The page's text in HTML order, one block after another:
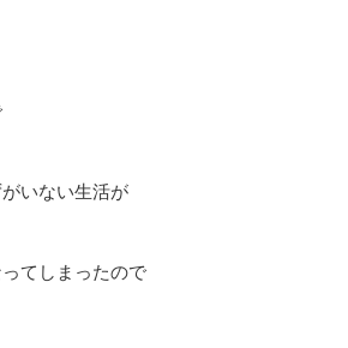
いない生活が
てしまったので